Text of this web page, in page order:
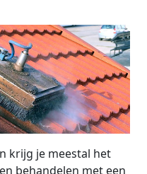
krijg je meestal het
behandelen met een